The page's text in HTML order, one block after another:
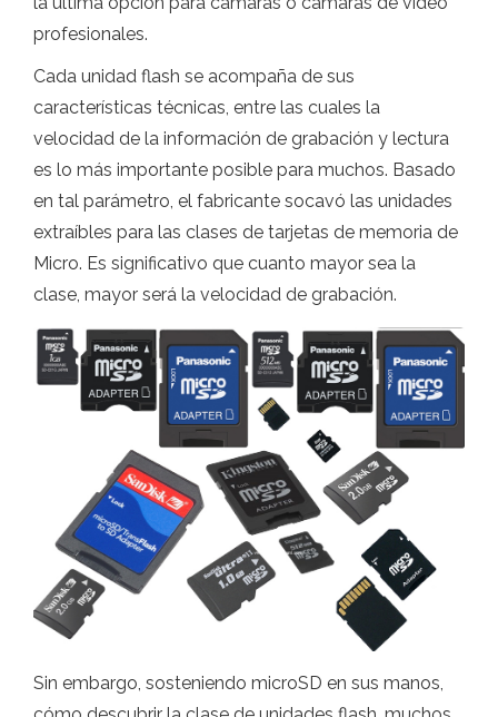
profesionales.
Cada unidad flash se acompaña de sus
características técnicas, entre las cuales la
velocidad de la información de grabación y lectura
es lo más importante posible para muchos. Basado
en tal parámetro, el fabricante socavó las unidades
extraíbles para las clases de tarjetas de memoria de
Micro. Es significativo que cuanto mayor sea la
clase, mayor será la velocidad de grabación.
Sin embargo, sosteniendo microSD en sus manos,